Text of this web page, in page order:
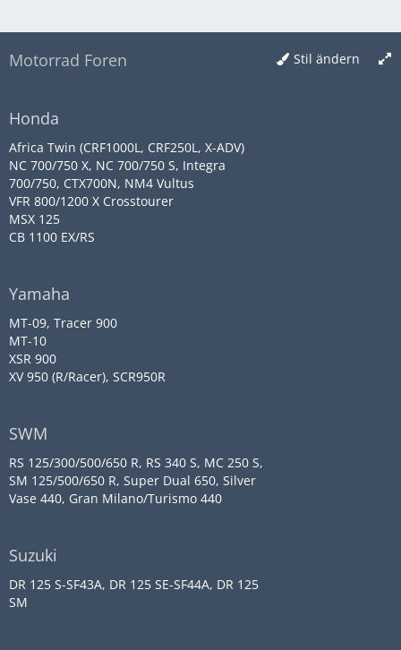
Stil ändern
Motorrad Foren
Honda
Africa Twin (CRF1000L, CRF250L, X-ADV)
NC 700/750 X, NC 700/750 S, Integra
700/750, CTX700N, NM4 Vultus
VFR 800/1200 X Crosstourer
MSX 125
CB 1100 EX/RS
Yamaha
MT-09, Tracer 900
MT-10
XSR 900
XV 950 (R/Racer), SCR950R
SWM
RS 125/300/500/650 R, RS 340 S, MC 250 S,
SM 125/500/650 R, Super Dual 650, Silver
Vase 440, Gran Milano/Turismo 440
Suzuki
DR 125 S-SF43A, DR 125 SE-SF44A, DR 125
SM